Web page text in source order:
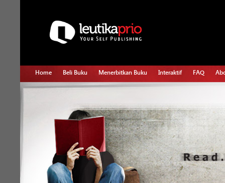
Home Beli Buku Menerbitkan Buku Interaktif FAQ